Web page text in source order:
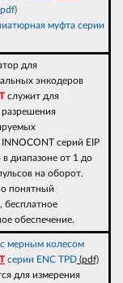
муфта серии
для
энкодеров
служит для
серий EIP
в диапазоне от 1 до
на оборот.
понятный
бесплатное
обеспечение.
мерным колесом
серии ENC TPD (pdf)
для измерения